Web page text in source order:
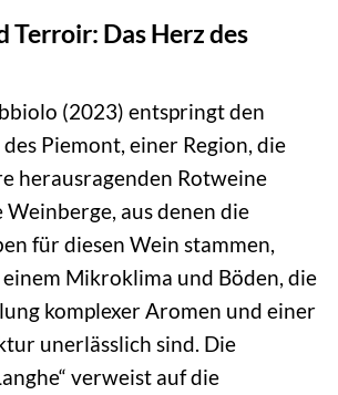
Terroir: Das Herz des
(2023) entspringt den
Piemont, einer Region, die
herausragenden Rotweine
aus denen die
für diesen Wein stammen,
Mikroklima und Böden, die
komplexer Aromen und einer
unerlässlich sind. Die
verweist auf die